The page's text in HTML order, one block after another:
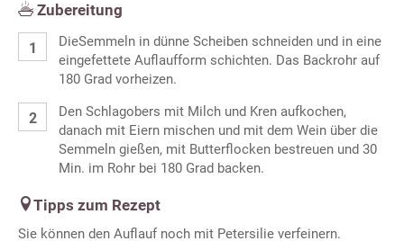
Zubereitung
DieSemmeln in dünne Scheiben schneiden und in eine
eingefettete Auflaufform schichten. Das Backrohr auf
180 Grad vorheizen.
Den Schlagobers mit Milch und Kren aufkochen,
danach mit Eiern mischen und mit dem Wein über die
Semmeln gießen, mit Butterflocken bestreuen und 30
Min. im Rohr bei 180 Grad backen.
Tipps zum Rezept
Sie können den Auflauf noch mit Petersilie verfeinern.